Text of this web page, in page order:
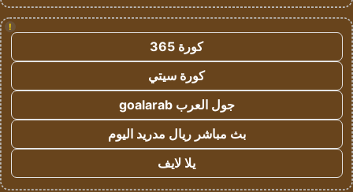
!
كورة 365
كورة سيتي
جول العرب goalarab
بث مباشر ريال مدريد اليوم
يلا لايف